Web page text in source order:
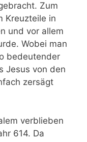
Zum
Kreuzteile in
und vor allem
Wobei man
bedeutender
Jesus von den
zersägt
verblieben
614. Da